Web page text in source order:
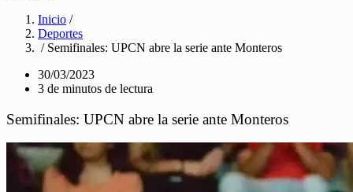
Inicio /
Deportes
/ Semifinales: UPCN abre la serie ante Monteros
30/03/2023
3 de minutos de lectura
Semifinales: UPCN abre la serie ante Monteros